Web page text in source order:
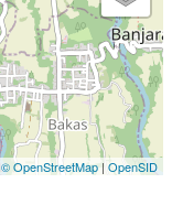
© OpenStreetMap |OpenSID